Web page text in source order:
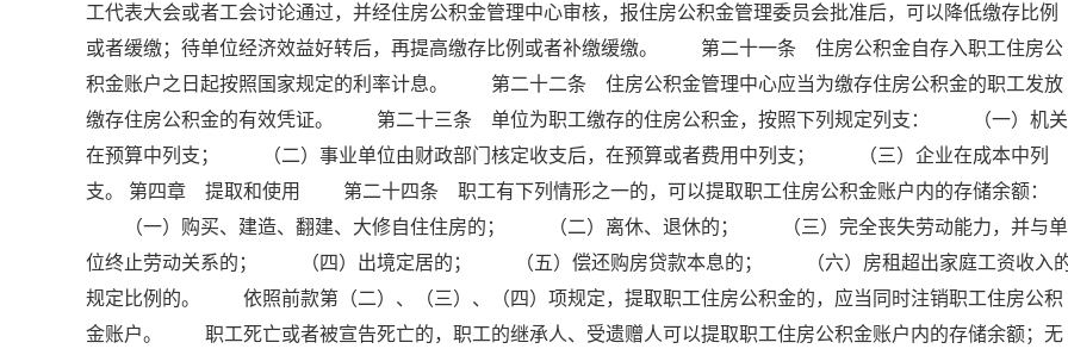
工代表大会或者工会讨论通过，并经住房公积金管理中心审核，报住房公积金管理委员会批准后，可以降低缴存比例
或者缓缴；待单位经济效益好转后，再提高缴存比例或者补缴缓缴。 第二十一条 住房公积金自存入职工住房公
积金账户之日起按照国家规定的利率计息。 第二十二条 住房公积金管理中心应当为缴存住房公积金的职工发放
缴存住房公积金的有效凭证。 第二十三条 单位为职工缴存的住房公积金，按照下列规定列支： （一）机关
在预算中列支； （二）事业单位由财政部门核定收支后，在预算或者费用中列支； （三）企业在成本中列
支。 第四章 提取和使用 第二十四条 职工有下列情形之一的，可以提取职工住房公积金账户内的存储余额：
（一）购买、建造、翻建、大修自住住房的； （二）离休、退休的； （三）完全丧失劳动能力，并与单
位终止劳动关系的； （四）出境定居的； （五）偿还购房贷款本息的； （六）房租超出家庭工资收入
规定比例的。 依照前款第（二）、（三）、（四）项规定，提取职工住房公积金的，应当同时注销职工住房公积
金账户。 职工死亡或者被宣告死亡的，职工的继承人、受遗赠人可以提取职工住房公积金账户内的存储余额；无